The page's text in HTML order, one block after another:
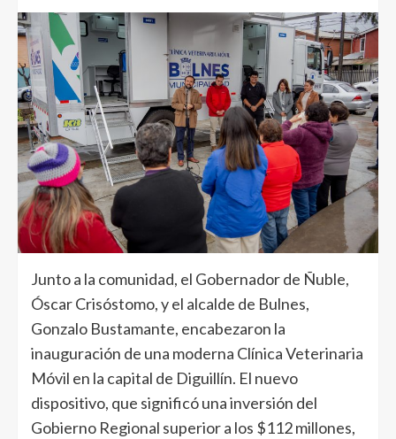
Junto a la comunidad, el Gobernador de Ñuble,
Óscar Crisóstomo, y el alcalde de Bulnes,
Gonzalo Bustamante, encabezaron la
inauguración de una moderna Clínica Veterinaria
Móvil en la capital de Diguillín. El nuevo
dispositivo, que significó una inversión del
Gobierno Regional superior a los $112 millones,